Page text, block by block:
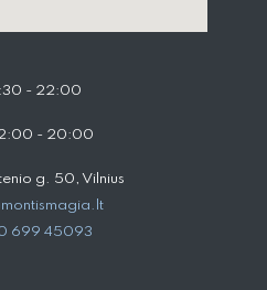
- 22:00
- 20:00
g. 50, Vilnius
699 45093